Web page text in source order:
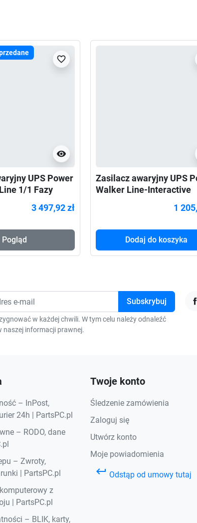
visibility
favorite_border
UPS Power
1/1 Fazy
3 497,92 zł
Pogląd
Zasilacz awaryjny UPS
Walker Line-Interactive
1
Dodaj do koszyka
w każdej chwili. W tym celu należy odnaleźć
naszej informacji prawnej.
– InPost,
24h | PartsPC.pl
– RODO, dane
– Zwroty,
| PartsPC.pl
z
| PartsPC.pl
– BLIK, karty,
Twoje konto
Śledzenie zamówienia
Zaloguj się
Utwórz konto
Moje powiadomienia
keyboard_return Odstąp od umowy tutaj